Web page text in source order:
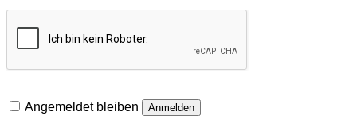
Angemeldet bleiben Anmelden